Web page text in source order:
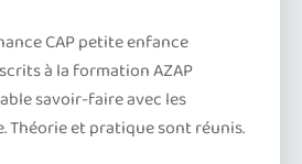
CAP petite enfance
à la formation AZAP
savoir-faire avec les
Théorie et pratique sont réunis.